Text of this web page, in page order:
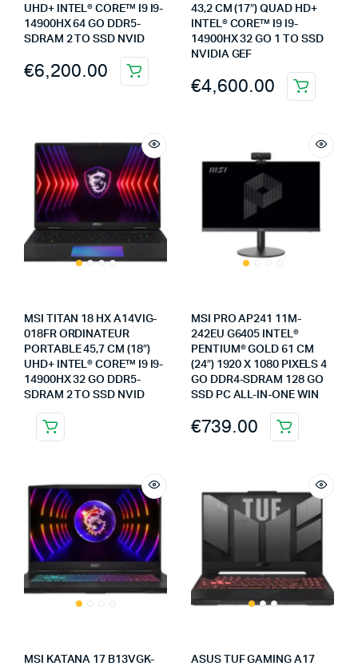
UHD+ INTEL® CORE™ I9 I9-
14900HX 64 GO DDR5-
SDRAM 2 TO SSD NVID
€6,200.00
43,2 CM (17″) QUAD HD+
INTEL® CORE™ I9 I9-
14900HX 32 GO 1 TO SSD
NVIDIA GEF
€4,600.00
MSI TITAN 18 HX A14VIG-
018FR ORDINATEUR
PORTABLE 45,7 CM (18″)
UHD+ INTEL® CORE™ I9 I9-
14900HX 32 GO DDR5-
SDRAM 2 TO SSD NVID
MSI PRO AP241 11M-
242EU G6405 INTEL®
PENTIUM® GOLD 61 CM
(24″) 1920 X 1080 PIXELS 4
GO DDR4-SDRAM 128 GO
SSD PC ALL-IN-ONE WIN
€739.00
MSI KATANA 17 B13VGK-
ASUS TUF GAMING A17